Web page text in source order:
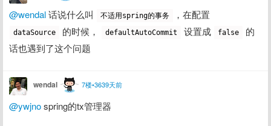
@wendal 话说什么叫 不适用spring的事务
dataSource 的时候， defaultAutoCommit 设置成 false
的
话也遇到了这个问题
wendal 7楼•3639天前
@ywjno spring的tx管理器